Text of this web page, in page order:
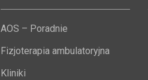
AOS – Poradnie
Fizjoterapia ambulatoryjna
Kliniki